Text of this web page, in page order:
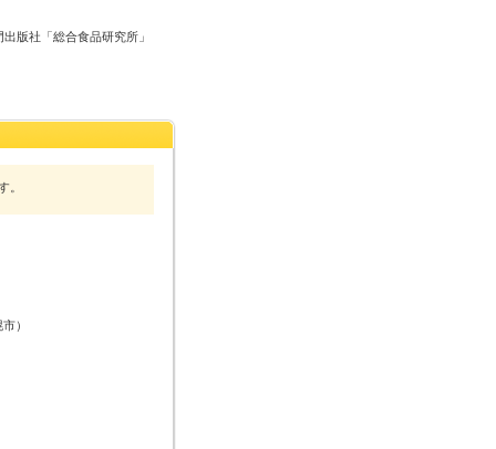
版社「総合食品研究所」
）